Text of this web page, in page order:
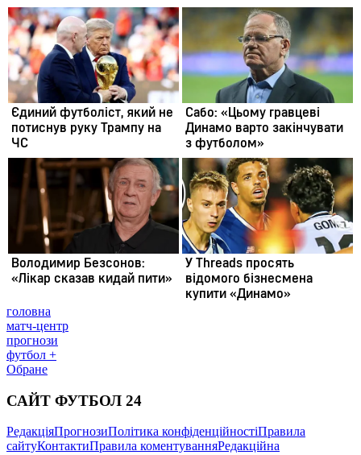
головна
матч-центр
прогнози
футбол +
Обране
САЙТ ФУТБОЛ 24
РедакціяПрогнозиПолітика конфіденційностіПравила
сайтуКонтактиПравила коментуванняРедакційна